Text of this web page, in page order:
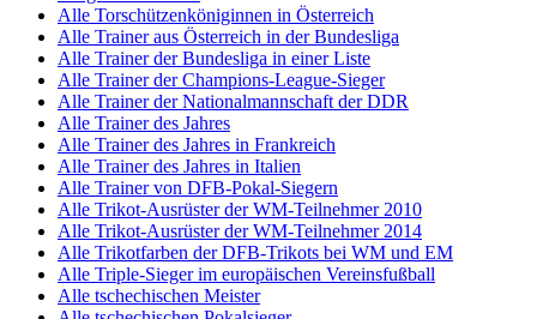
Alle Torschützenköniginnen in Österreich
Alle Trainer aus Österreich in der Bundesliga
Alle Trainer der Bundesliga in einer Liste
Alle Trainer der Champions-League-Sieger
Alle Trainer der Nationalmannschaft der DDR
Alle Trainer des Jahres
Alle Trainer des Jahres in Frankreich
Alle Trainer des Jahres in Italien
Alle Trainer von DFB-Pokal-Siegern
Alle Trikot-Ausrüster der WM-Teilnehmer 2010
Alle Trikot-Ausrüster der WM-Teilnehmer 2014
Alle Trikotfarben der DFB-Trikots bei WM und EM
Alle Triple-Sieger im europäischen Vereinsfußball
Alle tschechischen Meister